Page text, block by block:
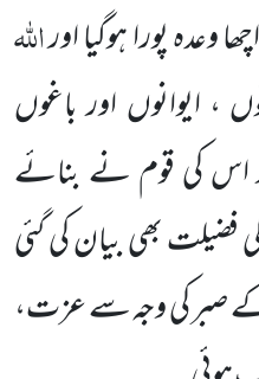
وعدہ پورا ہوگیا اوراللہ
، ایوانوں اور باغوں
اس کی قوم نے بنائے
بھی بیان کی گئی
صبر کی وجہ سے عزت،